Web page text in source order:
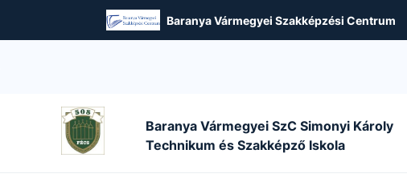
Baranya Vármegyei Szakképzési Centrum
Baranya Vármegyei SzC Simonyi Károly
Technikum és Szakképző Iskola